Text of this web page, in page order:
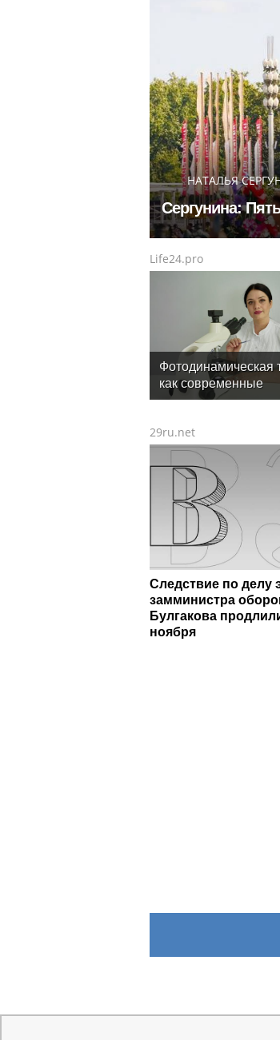
НАТАЛЬЯ
Сергунина:
Life24.pro
Фотодинамическая
как современные
технологии меняют
29ru.net
Следствие по делу
замминистра
Булгакова
ноября